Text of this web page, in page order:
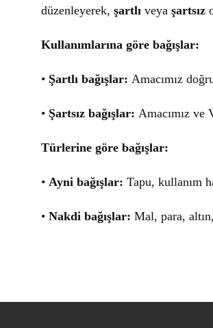
düzenleyerek, şartlı veya şartsız
Kullanımlarına göre bağışlar:
• Şartlı bağışlar: Amacımız
• Şartsız bağışlar: Amacımız ve
Türlerine göre bağışlar:
• Ayni bağışlar: Tapu, kullanım
• Nakdi bağışlar: Mal, para,